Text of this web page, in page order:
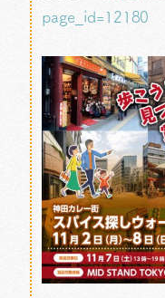
page_id=12180